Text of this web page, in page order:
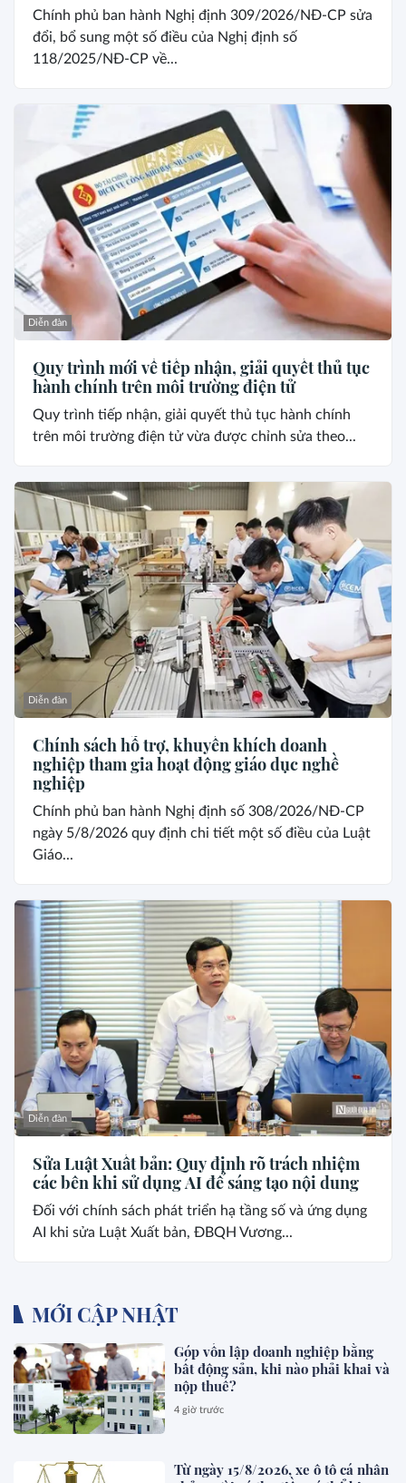
Chính phủ ban hành Nghị định 309/2026/NĐ-CP sửa
đổi, bổ sung một số điều của Nghị định số
118/2025/NĐ-CP về...
Diễn đàn
Quy trình mới về tiếp nhận, giải quyết thủ tục
hành chính trên môi trường điện tử
Quy trình tiếp nhận, giải quyết thủ tục hành chính
trên môi trường điện tử vừa được chỉnh sửa theo...
Diễn đàn
Chính sách hỗ trợ, khuyến khích doanh
nghiệp tham gia hoạt động giáo dục nghề
nghiệp
Chính phủ ban hành Nghị định số 308/2026/NĐ-CP
ngày 5/8/2026 quy định chi tiết một số điều của Luật
Giáo...
Diễn đàn
Sửa Luật Xuất bản: Quy định rõ trách nhiệm
các bên khi sử dụng AI để sáng tạo nội dung
Đối với chính sách phát triển hạ tầng số và ứng dụng
AI khi sửa Luật Xuất bản, ĐBQH Vương...
MỚI CẬP NHẬT
Góp vốn lập doanh nghiệp bằng
bất động sản, khi nào phải khai và
nộp thuế?
4 giờ trước
Từ ngày 15/8/2026, xe ô tô cá nhân